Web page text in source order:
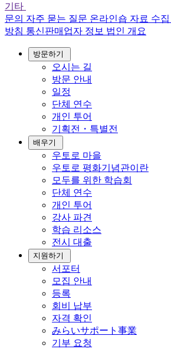
기타
문의 자주 묻는 질문 온라인숍 자료 수
방침 통신판매업자 정보 법인 개요
방문하기
오시는 길
방문 안내
일정
단체 연수
개인 투어
기획전・특별전
배우기
우토로 마을
우토로 평화기념관이란
모두를 위한 학습회
단체 연수
개인 투어
강사 파견
학습 리소스
전시 대출
지원하기
서포터
모집 안내
등록
회비 납부
자격 확인
みらいサポート事業
기부 요청